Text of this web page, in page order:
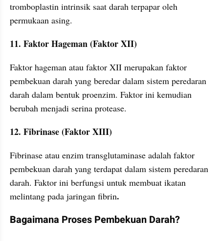
tromboplastin intrinsik saat darah terpapar oleh
permukaan asing.
11. Faktor Hageman (Faktor XII)
Faktor hageman atau faktor XII merupakan faktor
pembekuan darah yang beredar dalam sistem peredaran
darah dalam bentuk proenzim. Faktor ini kemudian
berubah menjadi serina protease.
12. Fibrinase (Faktor XIII)
Fibrinase atau enzim transglutaminase adalah faktor
pembekuan darah yang terdapat dalam sistem peredaran
darah. Faktor ini berfungsi untuk membuat ikatan
melintang pada jaringan fibrin.
Bagaimana Proses Pembekuan Darah?